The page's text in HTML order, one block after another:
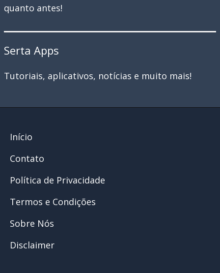
quanto antes!
Serta Apps
Tutoriais, aplicativos, notícias e muito mais!
Início
Contato
Política de Privacidade
Termos e Condições
Sobre Nós
Disclaimer